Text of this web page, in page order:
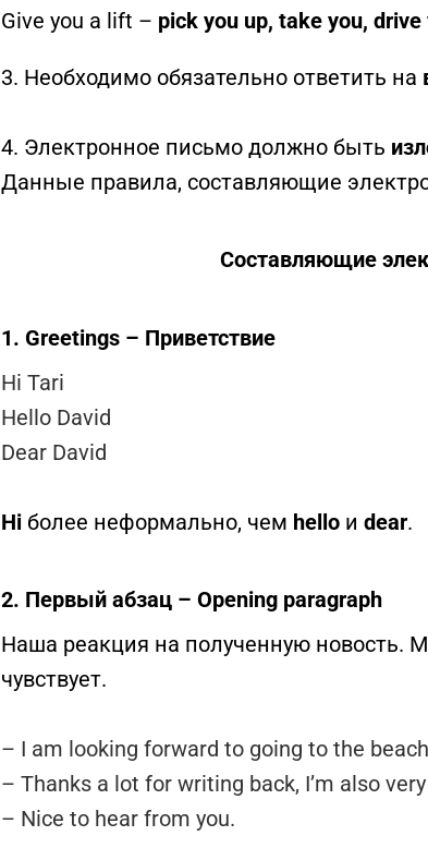
Give you a lift – pick you up, take you, drive
3. Hеобходимо обязательно ответить на
4. Электронное письмо должно быть
Данные правила, составляющие
Составляющие
1. Greetings – Приветствие
Hi Tari
Hello David
Dear David
Hiболее неформально, чем helloи dear.
2. Первый абзац – Opening paragraph
Наша реакция на полученную новость.
чувствует.
– I am looking forward to going to the
– Thanks a lot for writing back, I’m also
– Nice to hear from you.